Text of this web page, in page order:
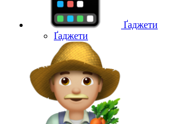
Ґаджети
Ґаджети